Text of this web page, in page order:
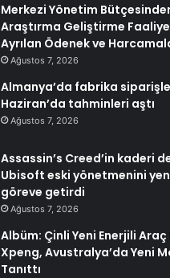
Merkezi Yönetim
Araştırma Geliştirme
Ayrılan Ödenek ve
Ağustos 7, 2026
Almanya’da fabrika
Haziran’da tahminleri aştı
Ağustos 7, 2026
Assassin’s Creed’in kaderi
Ubisoft eski yönetmenini
göreve getirdi
Ağustos 7, 2026
Albüm: Çinli Yeni Enerjili
Xpeng, Avustralya’da Yeni
Tanıttı